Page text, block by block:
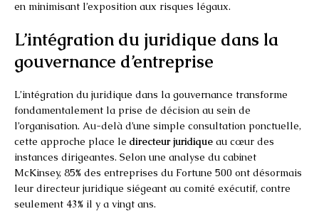
en minimisant l’exposition aux risques légaux.
L’intégration du juridique dans la
gouvernance d’entreprise
L’intégration du juridique dans la gouvernance transforme
fondamentalement la prise de décision au sein de
l’organisation. Au-delà d’une simple consultation ponctuelle,
cette approche place le directeur juridique au cœur des
instances dirigeantes. Selon une analyse du cabinet
McKinsey, 85% des entreprises du Fortune 500 ont désormais
leur directeur juridique siégeant au comité exécutif, contre
seulement 43% il y a vingt ans.